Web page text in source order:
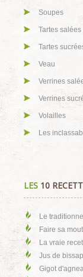
Soupes
Tartes salées
Tartes
Veau
Verrines
Verrines
Volailles
Les
LES 10
Le
Faire sa
La vraie
Jus de
Gigot